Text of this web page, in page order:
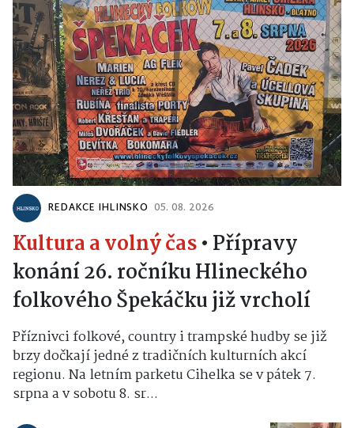
REDAKCE IHLINSKO 05. 08. 2026
Kultura a volný čas• Přípravy
konání 26. ročníku Hlineckého
folkového Špekáčku již vrcholí
Příznivci folkové, country i trampské hudby se již
brzy dočkají jedné z tradičních kulturních akcí
regionu. Na letním parketu Cihelka se v pátek 7.
srpna a v sobotu 8. sr...